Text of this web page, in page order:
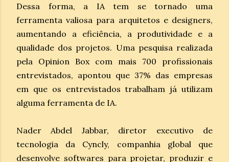
Dessa forma, a IA tem se tornado uma
ferramenta valiosa para arquitetos e designers,
aumentando a eficiência, a produtividade e a
qualidade dos projetos. Uma pesquisa realizada
pela Opinion Box com mais 700 profissionais
entrevistados, apontou que 37% das empresas
em que os entrevistados trabalham já utilizam
alguma ferramenta de IA.
Nader Abdel Jabbar, diretor executivo de
tecnologia da Cyncly, companhia global que
desenvolve softwares para projetar, produzir e